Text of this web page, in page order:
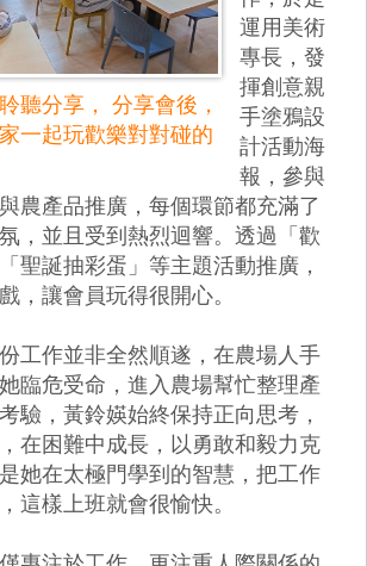
聽分享， 分享會後，
一起玩歡樂對對碰的
運用美術
專長，發
揮創意親
手塗鴉設
計活動海
報，參與
農產品推廣，每個環節都充滿了
，並且受到熱烈迴響。透過「歡
聖誕抽彩蛋」等主題活動推廣，
，讓會員玩得很開心。
作並非全然順遂，在農場人手
臨危受命，進入農場幫忙整理產
驗，黃鈴媖始終保持正向思考，
在困難中成長，以勇敢和毅力克
她在太極門學到的智慧，把工作
這樣上班就會很愉快。